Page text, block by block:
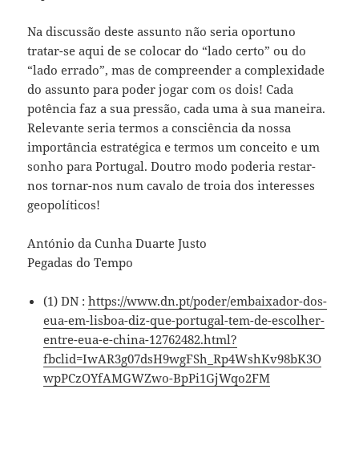
Na discussão deste assunto não seria oportuno
tratar-se aqui de se colocar do “lado certo” ou do
“lado errado”, mas de compreender a complexidade
do assunto para poder jogar com os dois! Cada
potência faz a sua pressão, cada uma à sua maneira.
Relevante seria termos a consciência da nossa
importância estratégica e termos um conceito e um
sonho para Portugal. Doutro modo poderia restar-
nos tornar-nos num cavalo de troia dos interesses
geopolíticos!
António da Cunha Duarte Justo
Pegadas do Tempo
(1) DN :https://www.dn.pt/poder/embaixador-dos-
eua-em-lisboa-diz-que-portugal-tem-de-escolher-
entre-eua-e-china-12762482.html?
fbclid=IwAR3g07dsH9wgFSh_Rp4WshKv98bK3O
wpPCzOYfAMGWZwo-BpPi1GjWqo2FM